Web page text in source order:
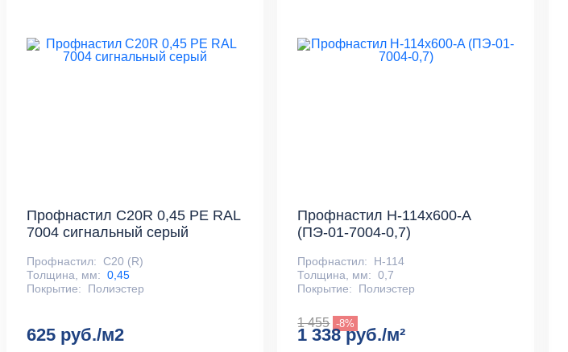
Профнастил С20R 0,45 PE RAL
7004 сигнальный серый
Профнастил: С20 (R)
Толщина, мм: 0,45
Покрытие:
Полиэстер
625 руб./м2
Профнастил Н-114x600-A
(ПЭ-01-7004-0,7)
Профнастил:
Н-114
Толщина, мм: 0,7
Покрытие:
Полиэстер
1 455 -8%
1 338 руб./м²